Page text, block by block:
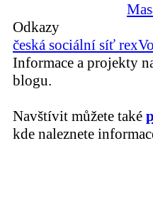
Odkazy
česká sociální síť
Informace a projekty
blogu.
Navštívit můžete také
kde naleznete